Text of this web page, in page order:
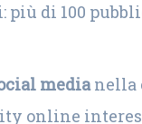
più di 100
medianella
online